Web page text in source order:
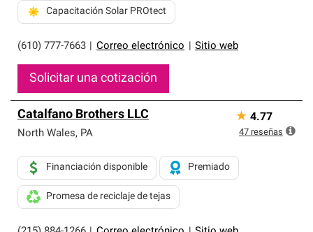
(610) 777-7663 Correo electrónico Sitio web
Capacitación Solar PROtect
Solicitar una cotización
Catalfano Brothers LLC
North Wales, PA
Financiación disponible Premiado
Promesa de reciclaje de tejas
★ 4.77
47 reseñas